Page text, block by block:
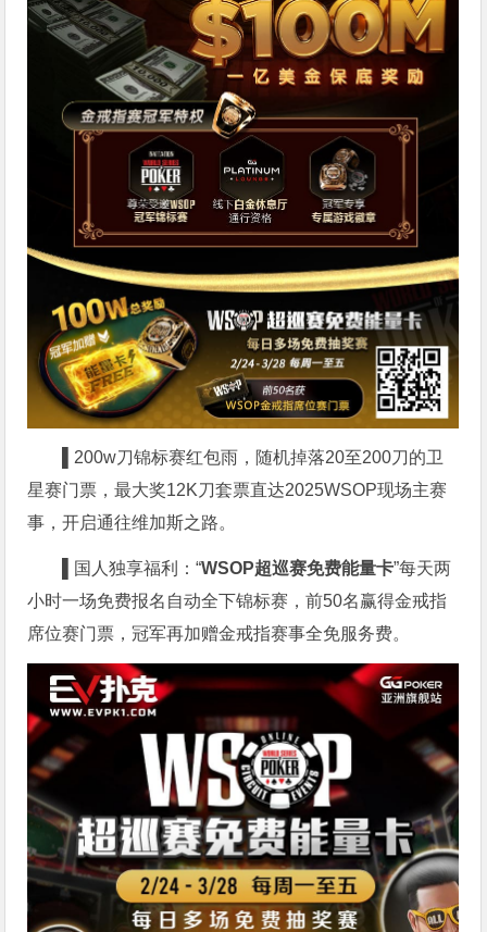
200w刀锦标赛红包雨，随机掉落20至200刀的卫
星赛门票，最大奖12K刀套票直达2025WSOP现场主赛
事，开启通往维加斯之路。
国人独享福利：“WSOP超巡赛免费能量卡”每天两
小时一场免费报名自动全下锦标赛，前50名赢得金戒指
席位赛门票，冠军再加赠金戒指赛事全免服务费。